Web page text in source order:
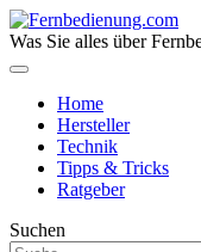
Was Sie alles über
Home
Hersteller
Technik
Tipps & Tricks
Ratgeber
Suchen